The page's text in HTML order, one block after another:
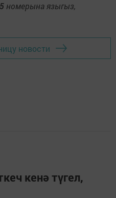
номерына языгыз,
новости
кенә түгел,